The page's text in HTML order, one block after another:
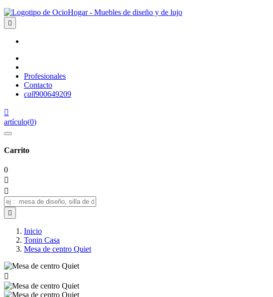

Profesionales
Contacto
call900649209

artículo(0)
Carrito
0



Inicio
Tonin Casa
Mesa de centro Quiet
